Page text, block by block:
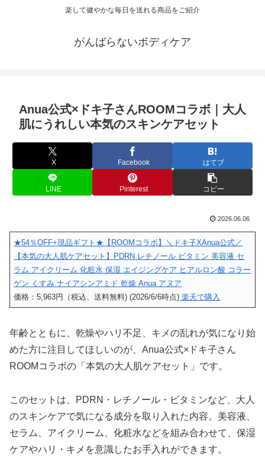
楽して健やかな毎日を送れる商品をご紹介
がんばらないボディケア
Anua公式×ドキ子さんROOMコラボ｜大人
肌にうれしい本気のスキンケアセット
X Facebook はてブ
LINE Pinterest コピー
2026.06.06
★54％OFF+現品ギフト★【ROOMコラボ】＼ドキ子XAnua公式／
【本気の大人肌ケアセット】PDRN レチノール ビタミン 美容液 セ
ラム アイクリーム 化粧水 保湿 エイジングケア ヒアルロン酸 コラー
ゲン くすみ ナイアシンアミド 乾燥 Anua アヌア
価格：5,963円（税込、送料無料) (2026/6/6時点) 楽天で購入
年齢とともに、乾燥やハリ不足、キメの乱れが気になり始
めた方に注目してほしいのが、Anua公式×ドキ子さん
ROOMコラボの「本気の大人肌ケアセット」です。
このセットは、PDRN・レチノール・ビタミンなど、大人
のスキンケアで気になる成分を取り入れた内容。美容液、
セラム、アイクリーム、化粧水などを組み合わせて、保湿
ケアやハリ・キメを意識したお手入れができます。